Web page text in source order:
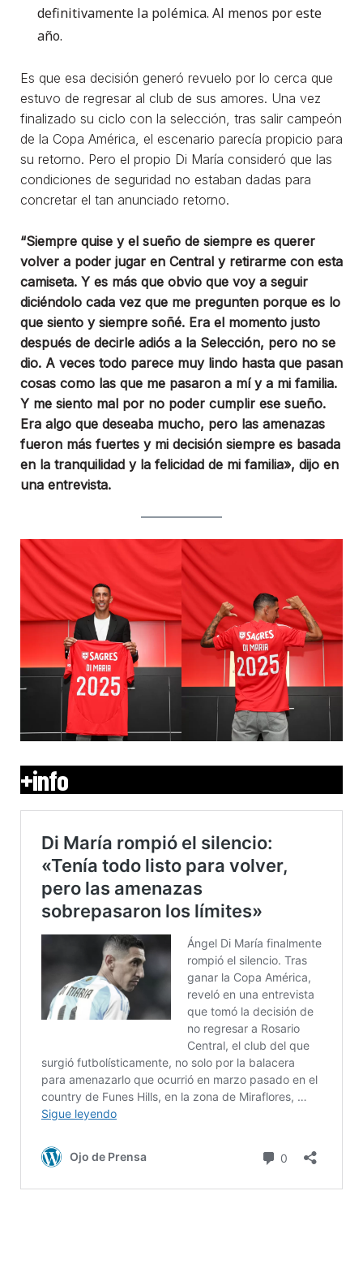
definitivamente la polémica. Al menos por este
año.
Es que esa decisión generó revuelo por lo cerca que
estuvo de regresar al club de sus amores. Una vez
finalizado su ciclo con la selección, tras salir campeón
de la Copa América, el escenario parecía propicio para
su retorno. Pero el propio Di María consideró que las
condiciones de seguridad no estaban dadas para
concretar el tan anunciado retorno.
“Siempre quise y el sueño de siempre es querer
volver a poder jugar en Central y retirarme con esta
camiseta. Y es más que obvio que voy a seguir
diciéndolo cada vez que me pregunten porque es lo
que siento y siempre soñé. Era el momento justo
después de decirle adiós a la Selección, pero no se
dio. A veces todo parece muy lindo hasta que pasan
cosas como las que me pasaron a mí y a mi familia.
Y me siento mal por no poder cumplir ese sueño.
Era algo que deseaba mucho, pero las amenazas
fueron más fuertes y mi decisión siempre es basada
en la tranquilidad y la felicidad de mi familia», dijo en
una entrevista.
+info